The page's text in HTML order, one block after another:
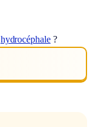
hydrocéphale?